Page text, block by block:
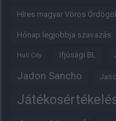
Híres magyar Vörös
Hónap legjobbja szavazás
Hull City Ifjúsági BL
Jadon Sancho